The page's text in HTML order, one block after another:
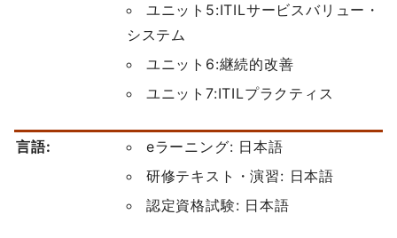
ユニット5:ITILサービスバリュー・
システム
ユニット6:継続的改善
ユニット7:ITILプラクティス
言語:
eラーニング: 日本語
研修テキスト・演習: 日本語
認定資格試験: 日本語